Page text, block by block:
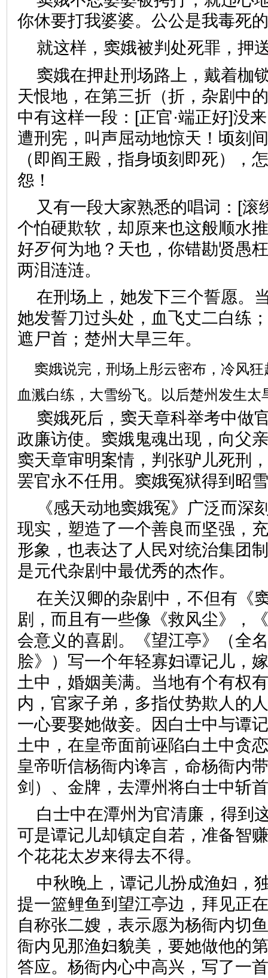
你休要打我婆婆。公公是我毒死
就这样，窦娥被判处死罪，押
窦娥在押赴刑场路上，戴着枷
天恨地，在第三折（折，杂剧中
中有这样一段：[正官·端正好]没
遭刑宪，叫声屈动地惊天！顷刻
（即阎王殿，指身顷刻即死），
怨！
又有一段大家熟悉的唱词：[
个怕硬欺软，却原来也这般顺水
好歹何为地？天也，你错勘贤愚
两泪涟涟。
在刑场上，她发下三个誓愿。
她发誓刀过头处，血飞丈二白练
遮尸首；楚州大旱三年。
窦娥说完，刑场上彤云密布，冷风狂
血溅白练，大雪纷飞。以后楚州发生太
窦娥死后，窦天章科举考中做
政廉访使。窦娥鬼魂出现，向父
窦天章审明案情，判张驴儿死刑
罢官永不任用。窦娥冤狱得到昭
《感天动地窦娥冤》广泛而深
现实，塑造了一个善良而坚强，
形象，也表达了人民对统治集团
是元代杂剧中最优秀的杰作。
在关汉卿的杂剧中，不但有《
剧，而且有一些像《救风尘》，
会意义的喜剧。《望江亭》（全
脍》）写一个年轻寡妇谭记儿，
土中，婚姻美满。当地有个有权
内，官家子弟，多指仗势欺人的
一心要娶她做妾。因白士中与谭
土中，在皇帝面前诬陷白土中贪
皇帝听信杨衙内谗言，命杨衙内
剑）、金牌，去潭州将白士中斩
白士中在潭州为官清廉，得到
可是谭记儿却镇定自若，准备智
个花花太岁来得去不得。
中秋晚上，谭记儿扮成渔妇，
提一篮鲤鱼到望江亭边，拜见正
自称张二嫂，表示愿为杨衙内切
衙内见那渔妇貌美，要她做他的
答应。杨衙内心中高兴，写了一